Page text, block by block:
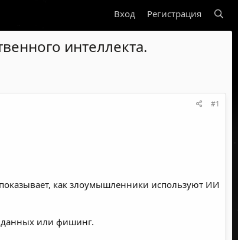
Вход Регистрация
интеллекта.
#1
как злоумышленники используют ИИ
данных или фишинг.